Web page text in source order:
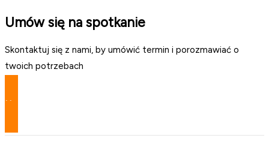
Umów się na spotkanie
Skontaktuj się z nami, by umówić termin i porozmawiać o
twoich potrzebach
Umów się teraz